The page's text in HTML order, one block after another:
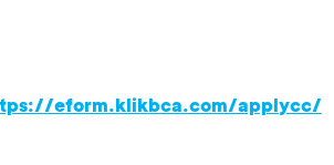
eform.klikbca.com/applycc/